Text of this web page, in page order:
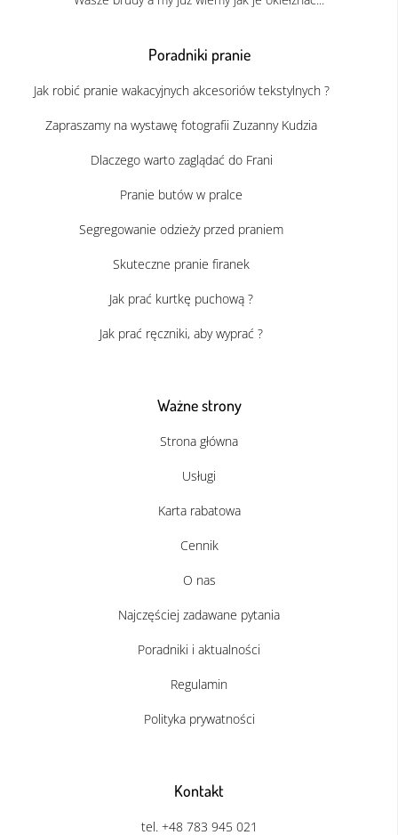
Poradniki pranie
Jak robić pranie wakacyjnych akcesoriów tekstylnych ?
Zapraszamy na wystawę fotografii Zuzanny Kudzia
Dlaczego warto zaglądać do Frani
Pranie butów w pralce
Segregowanie odzieży przed praniem
Skuteczne pranie firanek
Jak prać kurtkę puchową ?
Jak prać ręczniki, aby wyprać ?
Ważne strony
Strona główna
Usługi
Karta rabatowa
Cennik
O nas
Najczęściej zadawane pytania
Poradniki i aktualności
Regulamin
Polityka prywatności
Kontakt
tel. +48 783 945 021